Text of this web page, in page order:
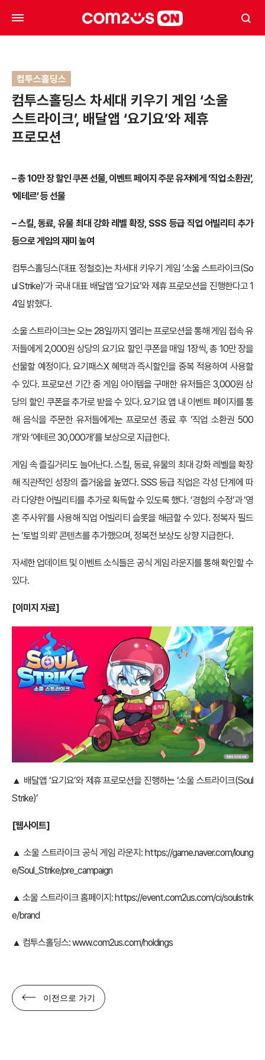
컴투스홀딩스
컴투스홀딩스 차세대 키우기 게임 ‘소울
스트라이크’, 배달앱 ‘요기요’와 제휴
프로모션
–총 10만 장 할인 쿠폰 선물, 이벤트 페이지 주문 유저에게 ‘직업 소환권’,
‘에테르’ 등 선물
–스킬, 동료, 유물 최대 강화 레벨 확장, SSS 등급 직업 어빌리티 추가
등으로 게임의 재미 높여
컴투스홀딩스(대표 정철호)는 차세대 키우기 게임 ‘소울 스트라이크(So
ul Strike)’가 국내 대표 배달앱 ‘요기요’와 제휴 프로모션을 진행한다고 1
4일 밝혔다.
소울 스트라이크는 오는 28일까지 열리는 프로모션을 통해 게임 접속 유
저들에게 2,000원 상당의 요기요 할인 쿠폰을 매일 1장씩, 총 10만 장을
선물할 예정이다. 요기패스X 혜택과 즉시할인을 중복 적용하여 사용할
수 있다. 프로모션 기간 중 게임 아이템을 구매한 유저들은 3,000원 상
당의 할인 쿠폰을 추가로 받을 수 있다. 요기요 앱 내 이벤트 페이지를 통
해 음식을 주문한 유저들에게는 프로모션 종료 후 ‘직업 소환권 500
개’와 ‘에테르 30,000개’를 보상으로 지급한다.
게임 속 즐길거리도 늘어난다. 스킬, 동료, 유물의 최대 강화 레벨을 확장
해 직관적인 성장의 즐거움을 높였다. SSS 등급 직업은 각성 단계에 따
라 다양한 어빌리티를 추가로 획득할 수 있도록 했다. ‘경험의 수정’과 ‘영
혼 주사위’를 사용해 직업 어빌리티 슬롯을 해금할 수 있다. 정복자 필드
는 ‘토벌 의뢰’ 콘텐츠를 추가했으며, 정복전 보상도 상향 지급한다.
자세한 업데이트 및 이벤트 소식들은 공식 게임 라운지를 통해 확인할 수
있다.
[이미지 자료]
▲ 배달앱 ‘요기요’와 제휴 프로모션을 진행하는 ‘소울 스트라이크(Soul
Strike)’
[웹사이트]
▲ 소울 스트라이크 공식 게임 라운지: https://game.naver.com/loung
e/Soul_Strike/pre_campaign
▲ 소울 스트라이크 홈페이지:https://event.com2us.com/ci/soulstrik
e/brand
▲ 컴투스홀딩스:www.com2us.com/holdings
이전으로 가기